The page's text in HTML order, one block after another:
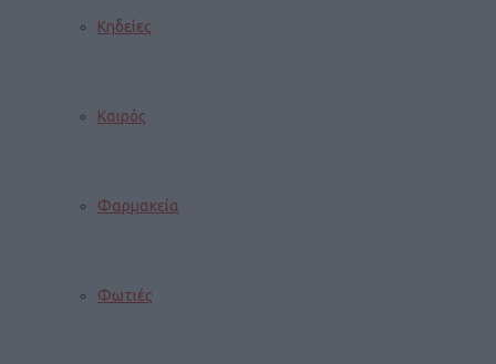
Κηδείες
Καιρός
Φαρμακεία
Φωτιές